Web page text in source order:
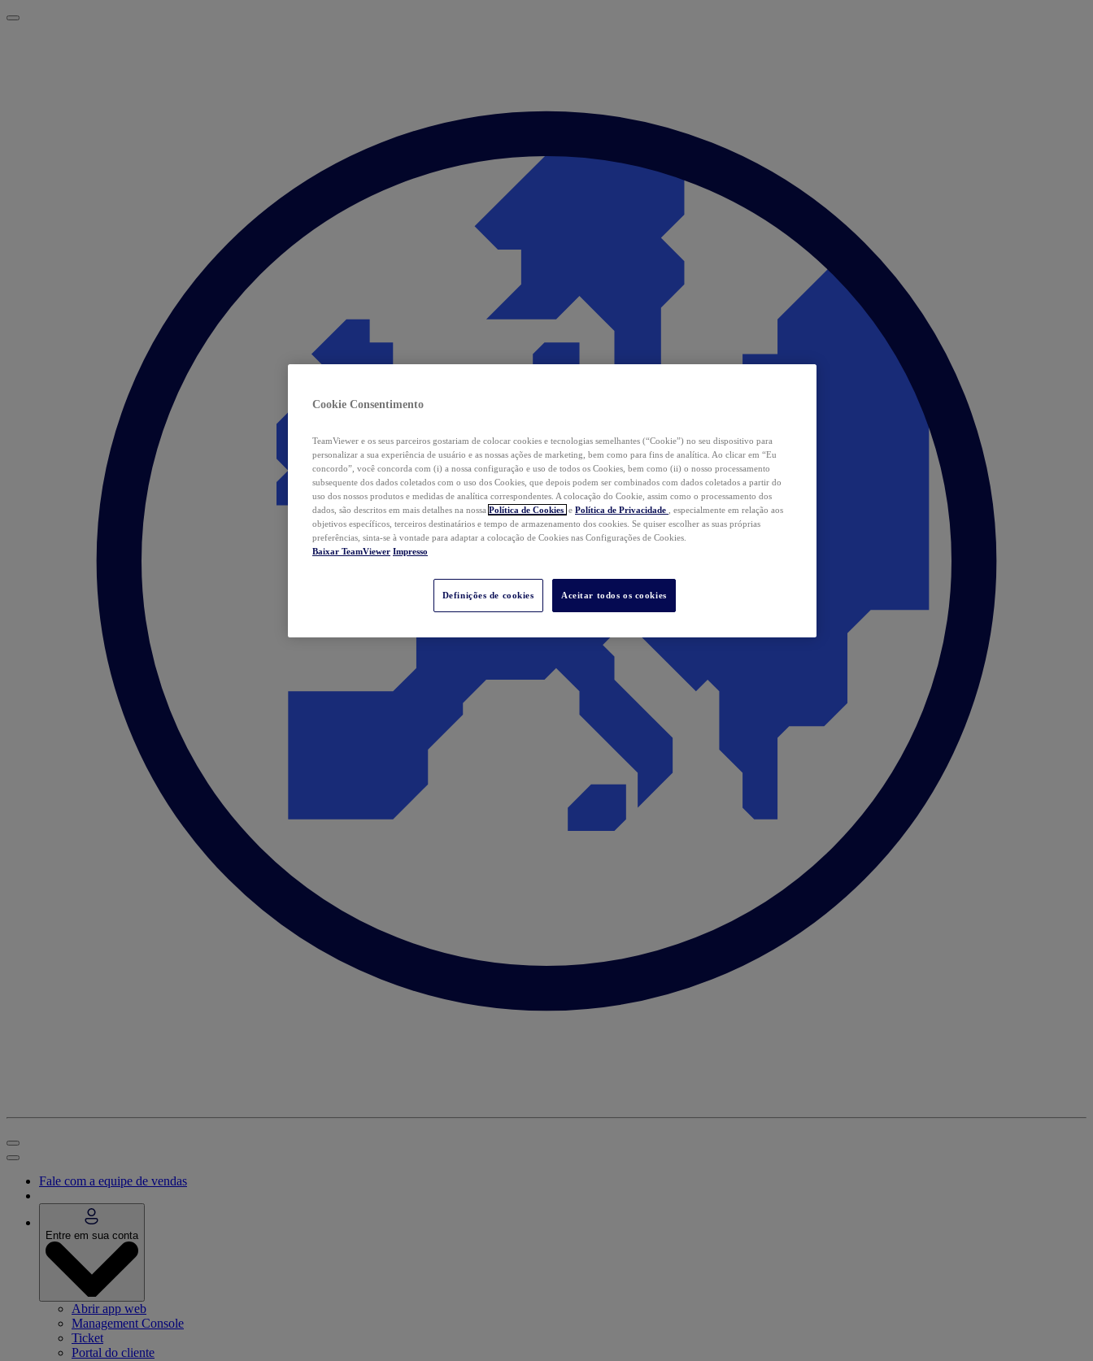
Fale com a equipe de vendas
Entre em sua conta
Abrir app web
Management Console
Ticket
Portal do cliente
Cookie Consentimento
TeamViewer e os seus parceiros gostariam de colocar cookies e tecnologias semelhantes (“Cookie”) no seu dispositivo para
personalizar a sua experiência de usuário e as nossas ações de marketing, bem como para fins de analítica. Ao clicar em “Eu
concordo”, você concorda com (i) a nossa configuração e uso de todos os Cookies, bem como (ii) o nosso processamento
subsequente dos dados coletados com o uso dos Cookies, que depois podem ser combinados com dados coletados a partir do
uso dos nossos produtos e medidas de analítica correspondentes. A colocação do Cookie, assim como o processamento dos
dados, são descritos em mais detalhes na nossa Política de Cookies e Política de Privacidade
, especialmente em relação aos
objetivos específicos, terceiros destinatários e tempo de armazenamento dos cookies. Se quiser escolher as suas próprias
preferências, sinta-se à vontade para adaptar a colocação de Cookies nas Configurações de Cookies.
Baixar TeamViewer Impresso
Definições de cookies Aceitar todos os cookies